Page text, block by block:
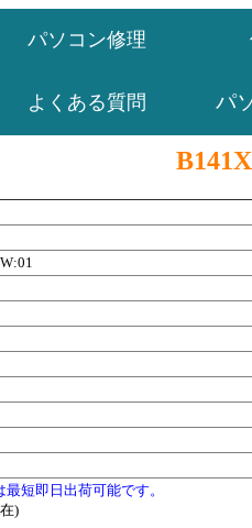
パソコン修理
よくある質問 パ
短即日出荷可能です。
)